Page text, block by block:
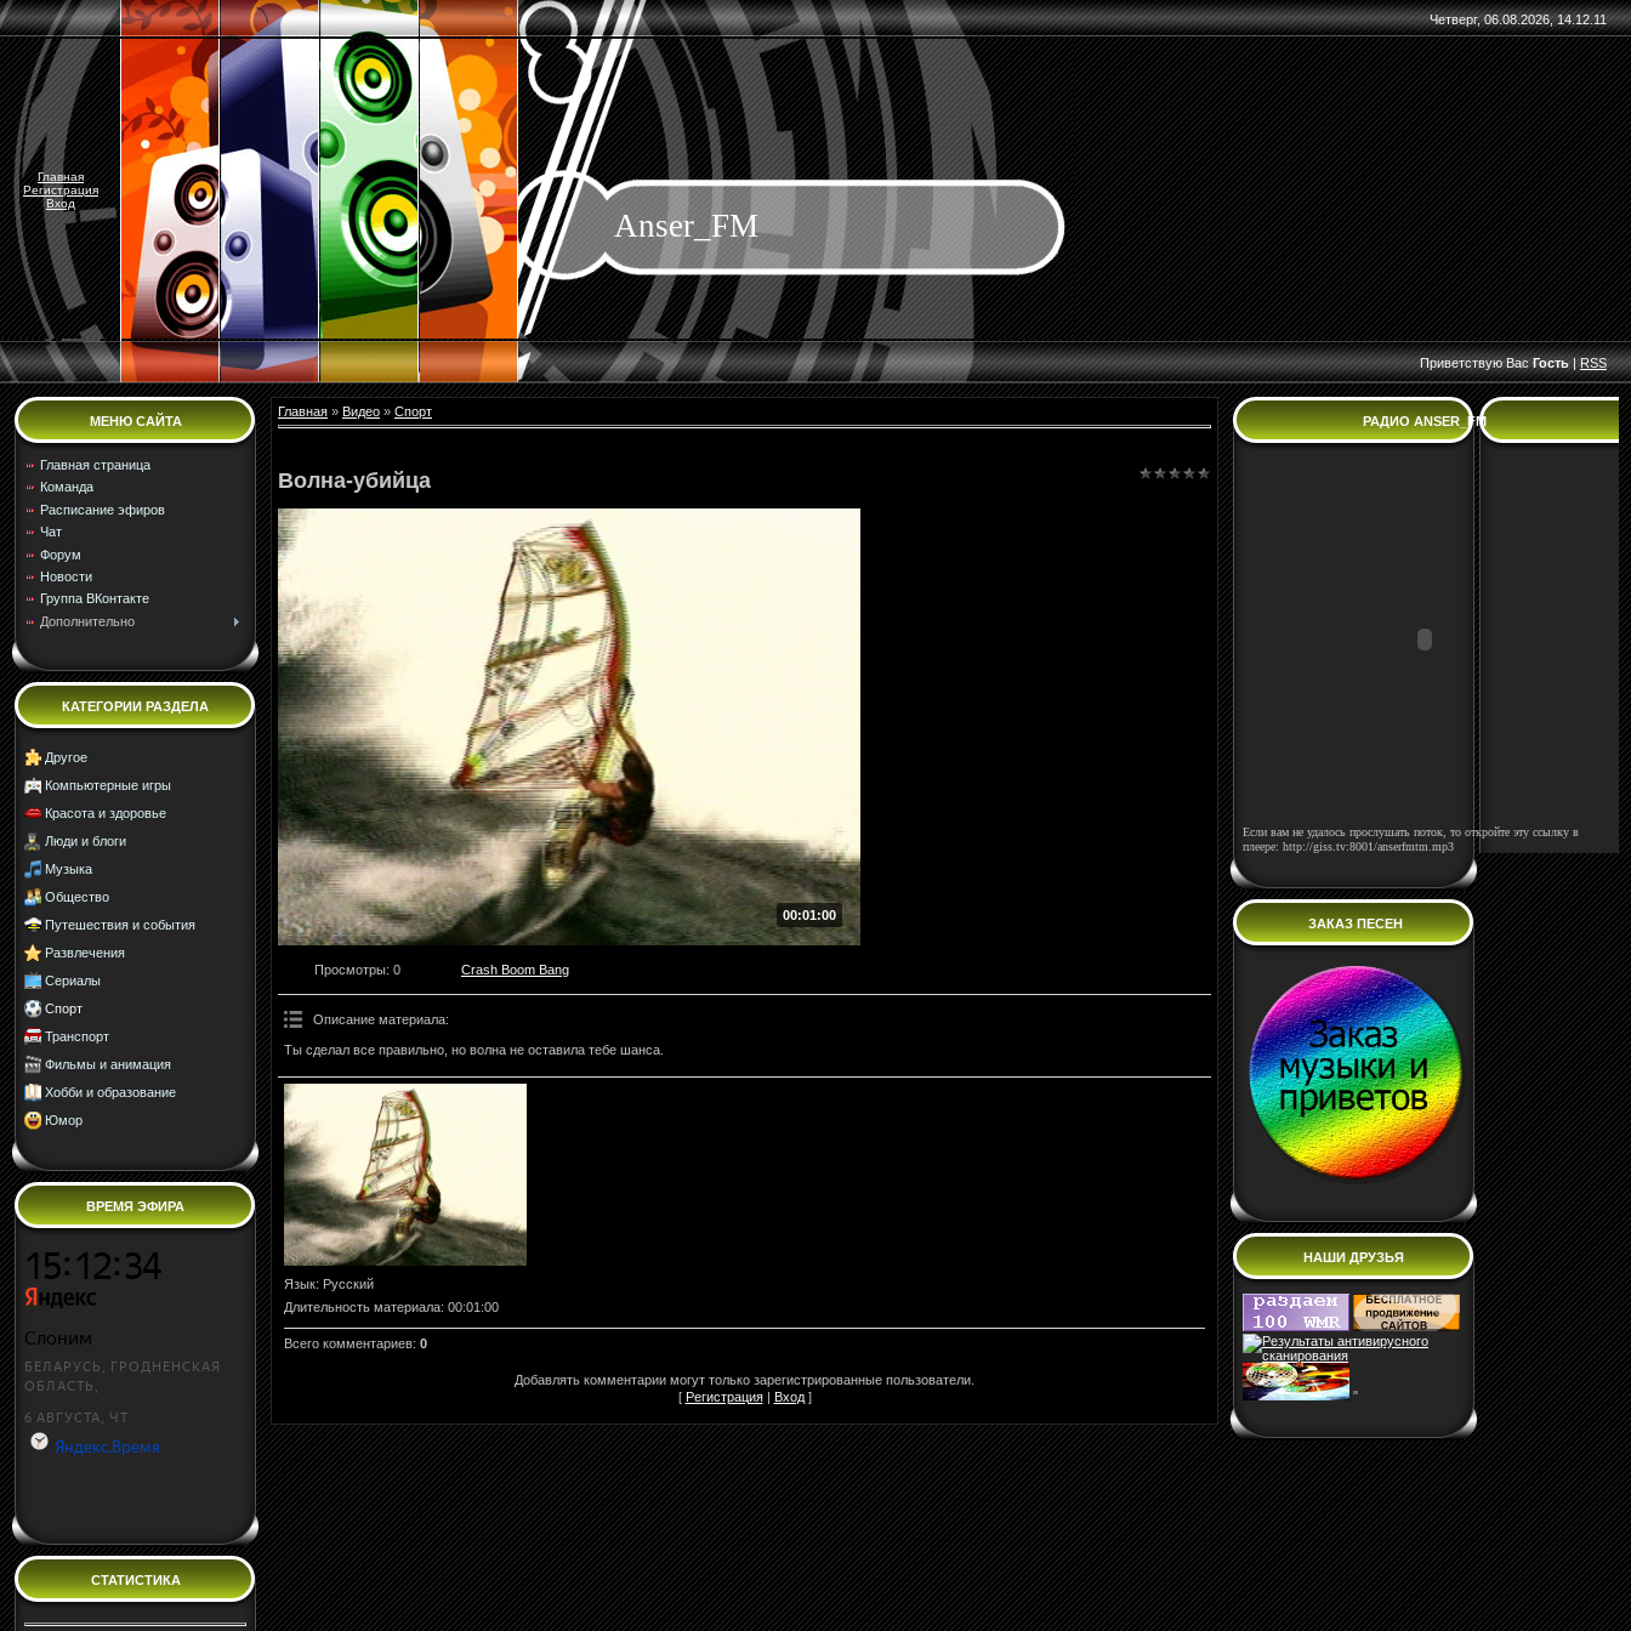
Четверг, 06.08.2026, 14.12.11
Главная
Регистрация
Вход
Anser_FM
Приветствую Вас Гость|RSS
МЕНЮ САЙТА
Главная страница
Команда
Расписание эфиров
Чат
Форум
Новости
Группа ВКонтакте
Дополнительно
КАТЕГОРИИ РАЗДЕЛА
Другое
Компьютерные игры
Красота и здоровье
Люди и блоги
Музыка
Общество
Путешествия и события
Развлечения
Сериалы
Спорт
Транспорт
Фильмы и анимация
Хобби и образование
Юмор
ВРЕМЯ ЭФИРА
СТАТИСТИКА
Главная » Видео » Спорт
Волна-убийца
00:01:00
Просмотры: 0 Crash Boom Bang
Описание материала:
Ты сделал все правильно, но волна не оставила тебе шанса.
Язык: Русский
Длительность материала: 00:01:00
Всего комментариев: 0
Добавлять комментарии могут только зарегистрированные пользователи.
[ Регистрация| Вход]
РАДИО ANSER_FM
Если вам не удалось прослушать поток, то откройте эту ссылку в
плеере: http://giss.tv:8001/anserfmtm.mp3
ЗАКАЗ ПЕСЕН
НАШИ ДРУЗЬЯ
"